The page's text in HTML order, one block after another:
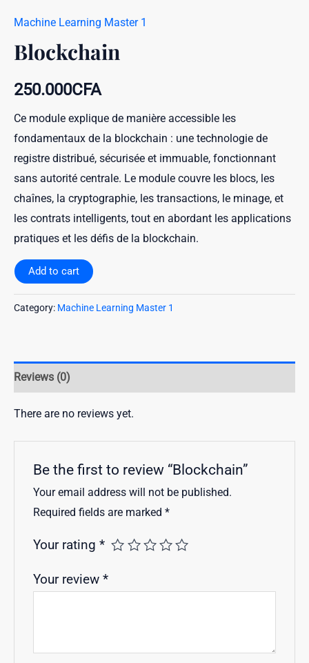
Machine Learning Master 1
Blockchain
250.000CFA
Ce module explique de manière accessible les
fondamentaux de la blockchain : une technologie de
registre distribué, sécurisée et immuable, fonctionnant
sans autorité centrale. Le module couvre les blocs, les
chaînes, la cryptographie, les transactions, le minage, et
les contrats intelligents, tout en abordant les applications
pratiques et les défis de la blockchain.
Add to cart
Category: Machine Learning Master 1
Reviews (0)
There are no reviews yet.
Be the first to review “Blockchain”
Your email address will not be published.
Required fields are marked *
Your rating *
Your review *